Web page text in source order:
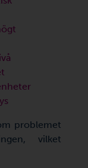
problemet
vilket